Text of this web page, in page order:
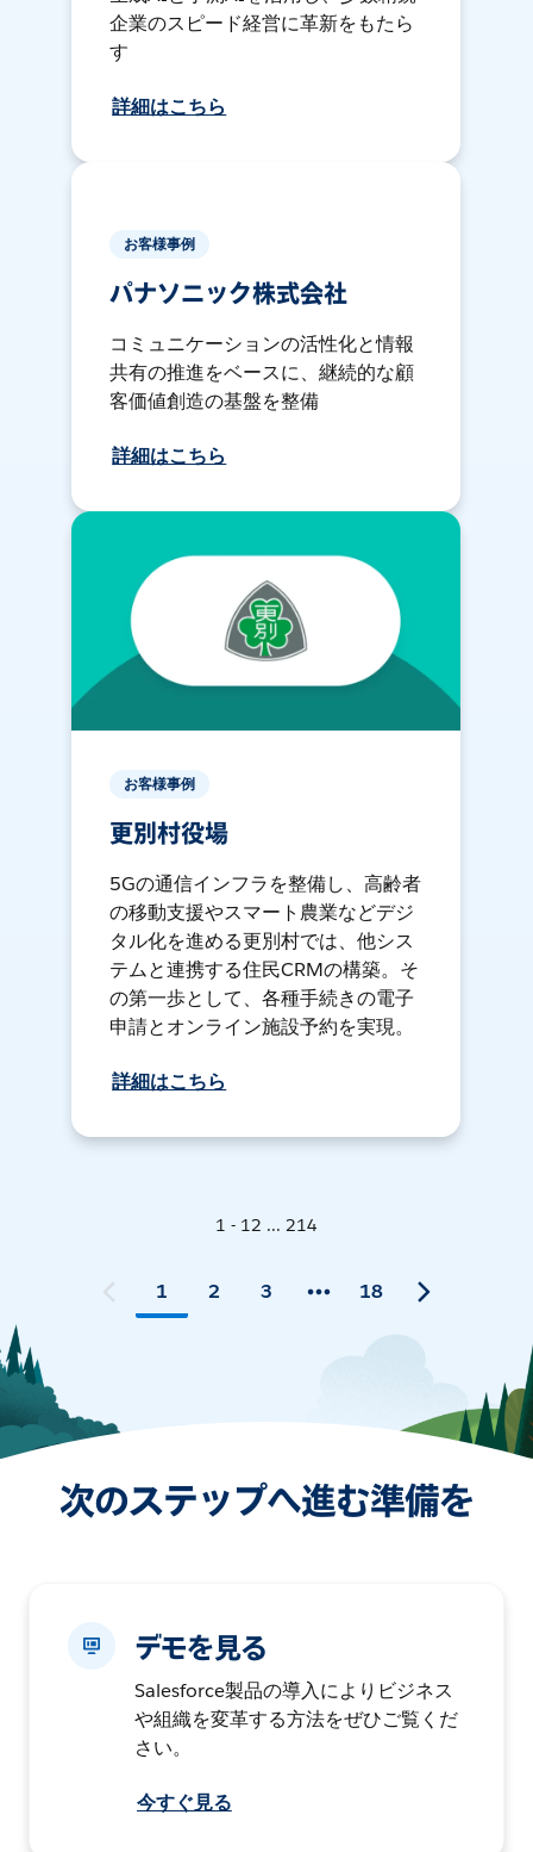
企業のスピード経営に革新をもたら
す
詳細はこちら
お客様事例
パナソニック株式会社
コミュニケーションの活性化と情報
共有の推進をベースに、継続的な顧
客価値創造の基盤を整備
詳細はこちら
お客様事例
更別村役場
5Gの通信インフラを整備し、高齢者
の移動支援やスマート農業などデジ
タル化を進める更別村では、他シス
テムと連携する住民CRMの構築。そ
の第一歩として、各種手続きの電子
申請とオンライン施設予約を実現。
詳細はこちら
1 - 12 ... 214
1 2 3 18
次のステップへ進む準備を
デモを見る
Salesforce製品の導入によりビジネス
や組織を変革する方法をぜひご覧くだ
さい。
今すぐ見る